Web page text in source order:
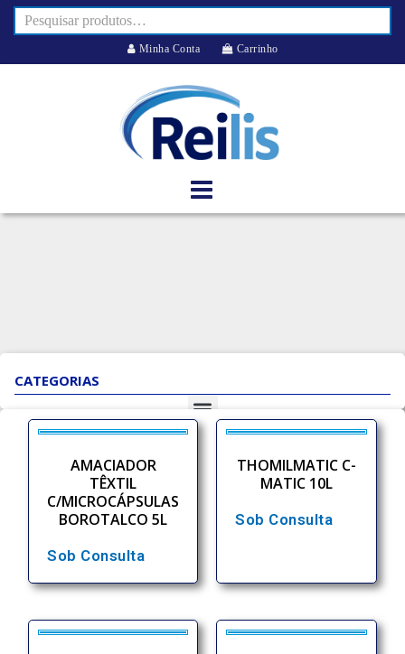
Minha Conta Carrinho
CATEGORIAS
AMACIADOR
TÊXTIL
C/MICROCÁPSULAS
BOROTALCO 5L
Sob Consulta
THOMILMATIC C-
MATIC 10L
Sob Consulta